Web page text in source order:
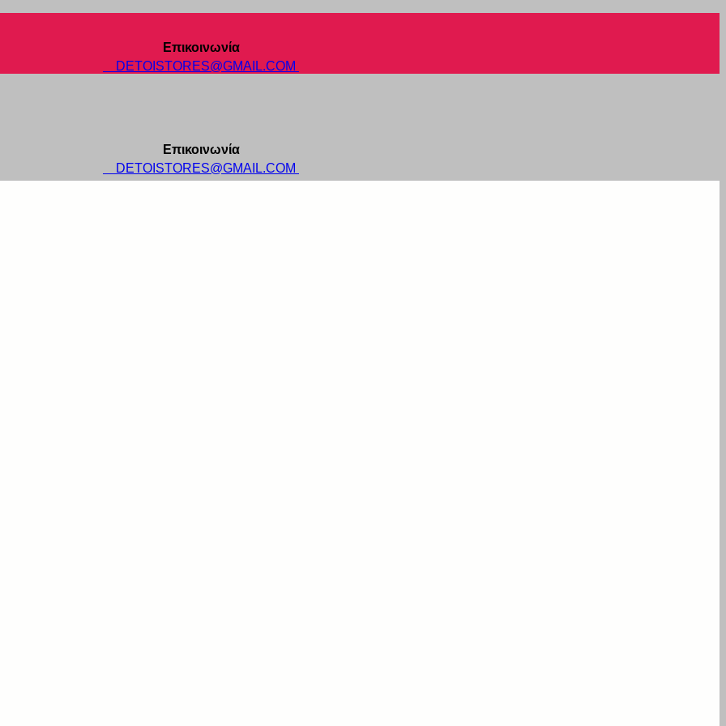
Επικοινωνία
DETOISTORES@GMAIL.COM
Επικοινωνία
DETOISTORES@GMAIL.COM